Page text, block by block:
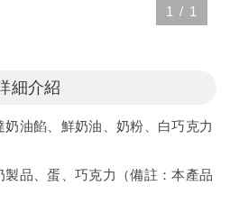
1 / 1
細介紹
奶油餡、鮮奶油、奶粉、白巧克力
製品、蛋、巧克力（備註：本產品